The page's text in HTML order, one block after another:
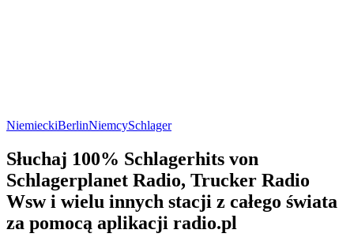
NiemieckiBerlinNiemcySchlager
Słuchaj 100% Schlagerhits von
Schlagerplanet Radio, Trucker Radio
Wsw i wielu innych stacji z całego świata
za pomocą aplikacji radio.pl